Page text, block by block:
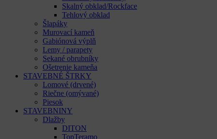
Skalný obklad/Rockface
Tehlový obklad
Šlapáky
Murovací kameň
Gabiónová výplň
Lemy / parapety
Sekané obrubníky
Ošetrenie kameňa
STAVEBNÉ ŠTRKY
Lomové (drvené)
Riečne (omývané)
Piesok
STAVEBNINY
Dlažby
DITON
TopTeramo